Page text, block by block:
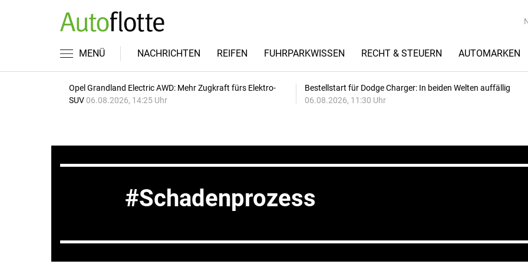
MENÜ NACHRICHTEN REIFEN FUHRPARKWISSEN RECHT & STEUERN AUTOMARKEN
Opel Grandland Electric AWD: Mehr Zugkraft fürs Elektro-
SUV 06.08.2026, 14:25 Uhr
Bestellstart für Dodge Charger: In beiden Welten auffällig
06.08.2026, 11:30 Uhr
Schadenprozess